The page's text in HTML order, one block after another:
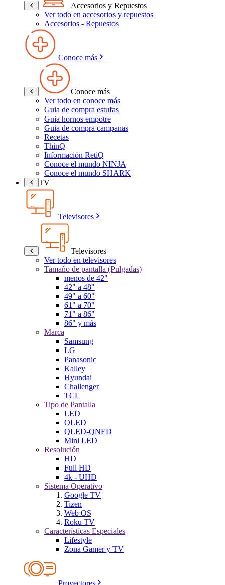
Accesorios y Repuestos
Ver todo en accesorios y repuestos
Accesorios - Repuestos
Conoce más
Conoce más
Ver todo en conoce más
Guia de compra estufas
Guia hornos empotre
Guia de compra campanas
Recetas
ThinQ
Información RetiQ
Conoce el mundo NINJA
Conoce el mundo SHARK
TV
Televisores
Televisores
Ver todo en televisores
Tamaño de pantalla (Pulgadas)
menos de 42"
42" a 48"
49" a 60"
61" a 70"
71" a 86"
86" y más
Marca
Samsung
LG
Panasonic
Kalley
Hyundai
Challenger
TCL
Tipo de Pantalla
LED
OLED
QLED-QNED
Mini LED
Resolución
HD
Full HD
4k - UHD
Sistema Operativo
Google TV
Tizen
Web OS
Roku TV
Características Especiales
Lifestyle
Zona Gamer y TV
Proyectores